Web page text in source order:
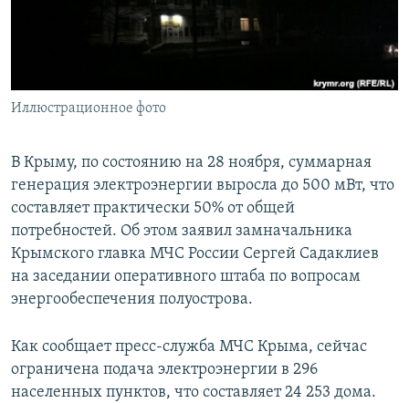
ПОБЕДИТЕЛЕЙ НЕ СУДЯТ?
КРЫМ.НЕПОКОРЕННЫЙ
УКРАИНСКАЯ ПРОБЛЕМА КРЫМА
ПРИСОЕДИНЯЙТЕСЬ!
Иллюстрационное фото
В Крыму, по состоянию на 28 ноября, суммарная
генерация электроэнергии выросла до 500 мВт, что
составляет практически 50% от общей
потребностей. Об этом заявил замначальника
Крымского главка МЧС России Сергей Садаклиев
на заседании оперативного штаба по вопросам
энергообеспечения полуострова.
Как сообщает пресс-служба МЧС Крыма, сейчас
ограничена подача электроэнергии в 296
населенных пунктов, что составляет 24 253 дома.